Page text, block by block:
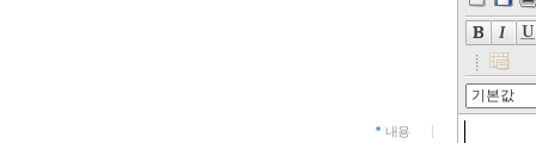
용되지 않으
- 예약자명,
* 내용